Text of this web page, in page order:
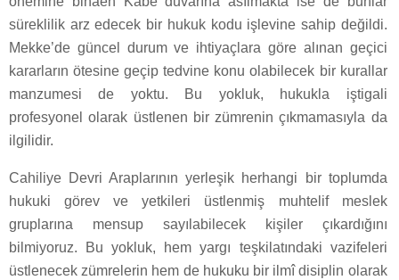
süreklilik arz edecek bir hukuk kodu işlevine sahip değildi.
Mekke’de güncel durum ve ihtiyaçlara göre alınan geçici
kararların ötesine geçip tedvine konu olabilecek bir kurallar
manzumesi de yoktu. Bu yokluk, hukukla iştigali
profesyonel olarak üstlenen bir zümrenin çıkmamasıyla da
ilgilidir.
Cahiliye Devri Araplarının yerleşik herhangi bir toplumda
hukuki görev ve yetkileri üstlenmiş muhtelif meslek
gruplarına mensup sayılabilecek kişiler çıkardığını
bilmiyoruz. Bu yokluk, hem yargı teşkilatındaki vazifeleri
üstlenecek zümrelerin hem de hukuku bir ilmî disiplin olarak